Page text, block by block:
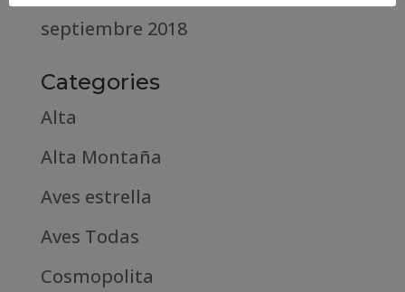
septiembre 2018
Categories
Alta
Alta Montaña
Aves estrella
Aves Todas
Cosmopolita